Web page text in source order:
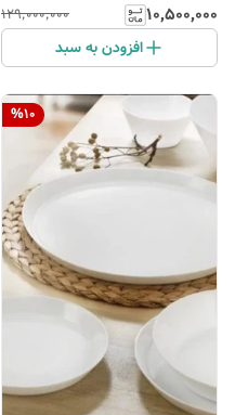
۱۰٬۵۰۰٬۰۰۰ ۱۲۹٬۰۰۰٬۰۰۰
افزودن به سبد
%10